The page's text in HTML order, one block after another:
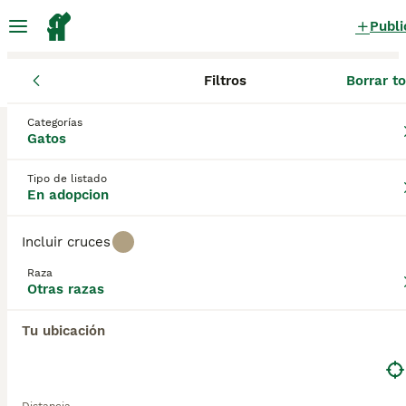
Filtros Borrar
Categorías
Gatos
Tipo de listado
En adopcion
Incluir cruces
Raza
Otras razas
Tu ubicación
Otras razas Gatos en adopcion
0 Gatos encontrados
Sólo puro
Guardar búsqueda